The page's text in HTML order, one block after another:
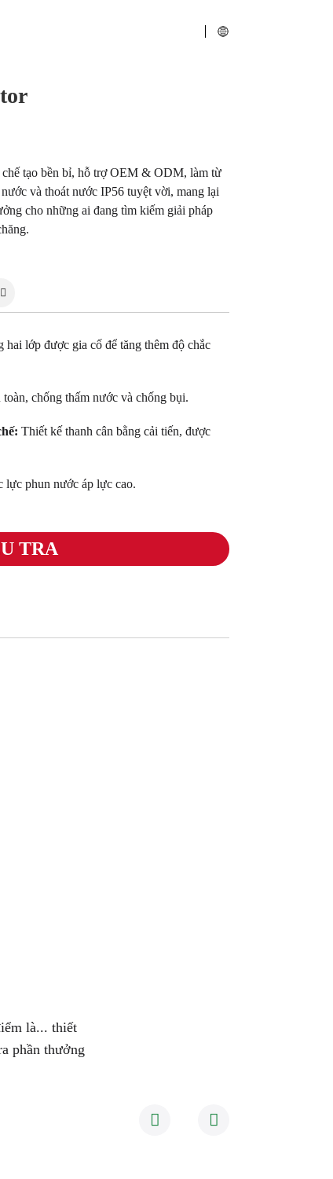
tạo bền bỉ, hỗ trợ OEM & ODM, làm từ
và thoát nước IP56 tuyệt vời, mang lại
cho những ai đang tìm kiếm giải pháp
hai lớp được gia cố để tăng thêm độ chắc
toàn, chống thấm nước và chống bụi.
Thiết kế thanh cân bằng cải tiến, được
lực phun nước áp lực cao.
TRA
là...thiết
phần thưởng